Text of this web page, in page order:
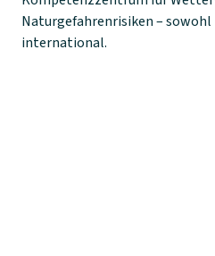
Naturgefahrenrisiken – sowohl
international.